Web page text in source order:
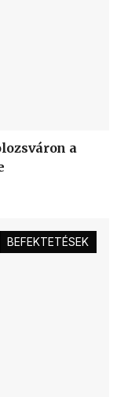
a
BEFEKTETÉSEK